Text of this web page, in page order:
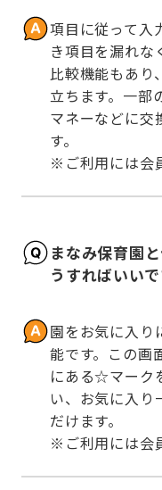
項目に従って入
き項目を漏れな
比較機能もあり
立ちます。一部
マネーなどに交
す。
※ご利用には会
まなみ保育園
うすればいい
園をお気に入り
能です。この画
にある☆マーク
い、お気に入り
だけます。
※ご利用には会